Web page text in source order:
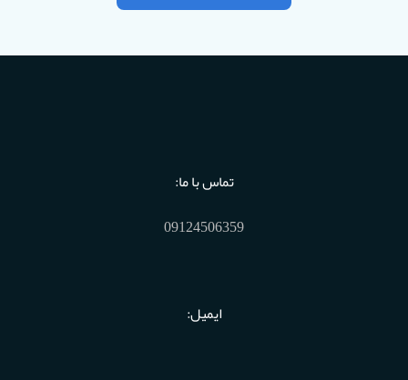
تماس با ما:
09124506359
ایمیل: